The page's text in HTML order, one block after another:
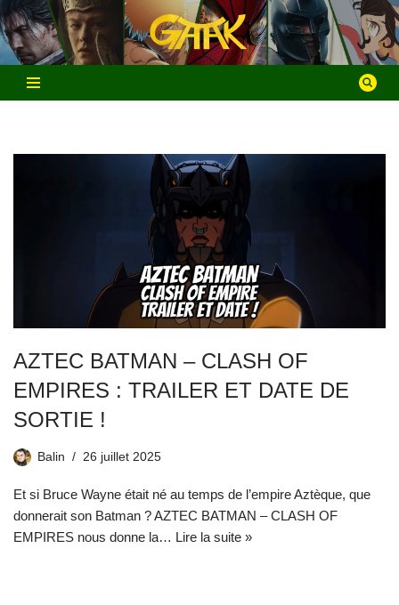
Aller
au
contenu
AZTEC BATMAN – CLASH OF
EMPIRES : TRAILER ET DATE DE
SORTIE !
Balin 26 juillet 2025
Et si Bruce Wayne était né au temps de l’empire Aztèque, que
donnerait son Batman ? AZTEC BATMAN – CLASH OF
EMPIRES nous donne la… Lire la suite »